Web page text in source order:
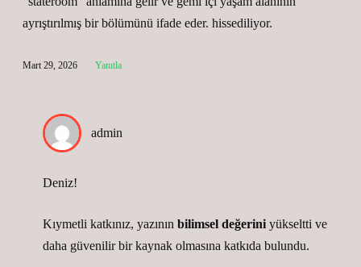
ayrıştırılmış bir bölümünü ifade eder. hissediliyor.
Mart 29, 2026 Yanıtla
admin
Deniz!
Kıymetli katkınız, yazının bilimsel değerini yükseltti ve
daha güvenilirbir kaynak olmasına katkıda bulundu.